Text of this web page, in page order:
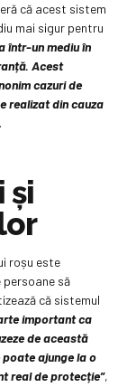
că acest sistem
mai sigur pentru
într-un mediu în
Acest
cazuri de
realizat din cauza
.
și
roșu este
să
că sistemul
important ca
de această
ajunge la o
real de protecție”,